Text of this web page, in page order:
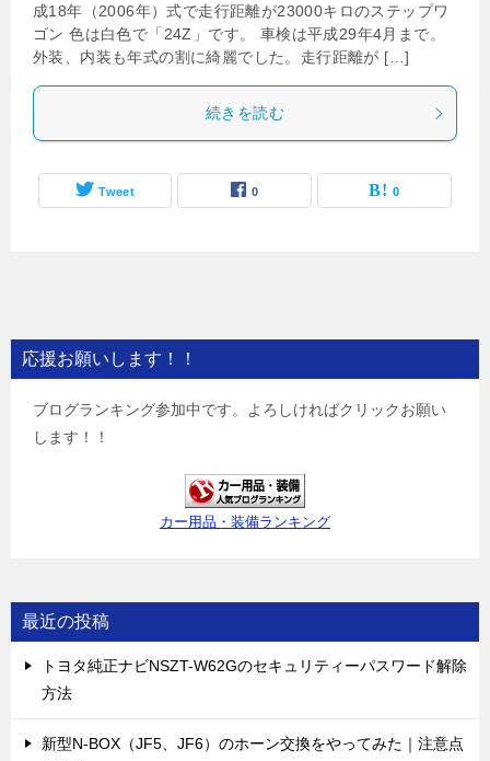
成18年（2006年）式で走行距離が23000キロのステップワ
ゴン 色は白色で「24Z」です。 車検は平成29年4月まで。
外装、内装も年式の割に綺麗でした。走行距離が […]
続きを読む
Tweet 0 0
応援お願いします！！
ブログランキング参加中です。よろしければクリックお願い
します！！
カー用品・装備ランキング
最近の投稿
トヨタ純正ナビNSZT-W62Gのセキュリティーパスワード解除
方法
新型N-BOX（JF5、JF6）のホーン交換をやってみた｜注意点